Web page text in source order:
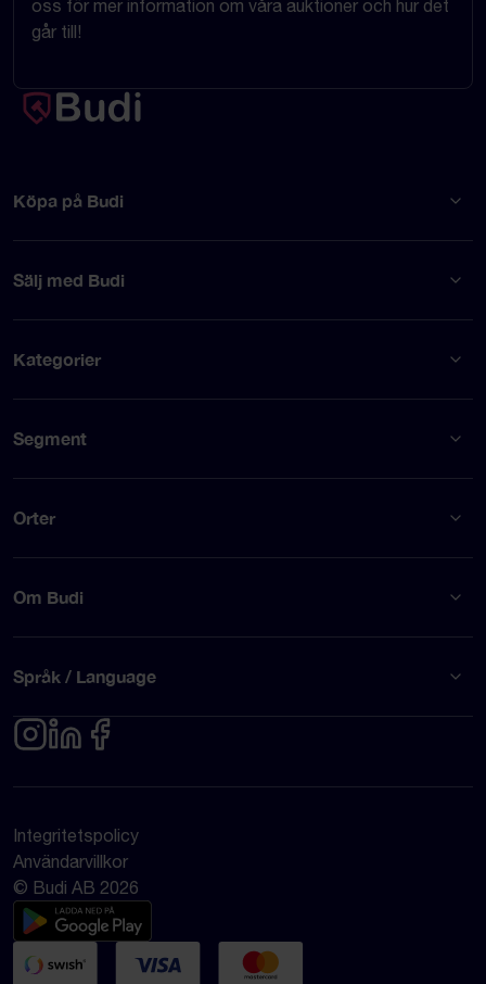
oss för mer information om våra auktioner och hur det
går till!
Köpa på Budi
Sälj med Budi
Kategorier
Segment
Orter
Om Budi
Språk / Language
Integritetspolicy
Användarvillkor
© Budi AB 2026